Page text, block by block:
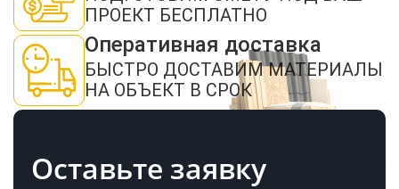
ПРОЕКТ БЕСПЛАТНО
Оперативная доставка
БЫСТРО ДОСТАВИМ МАТЕРИАЛЫ
НА ОБЪЕКТ В СРОК
Оставьте заявку
персональных данных", на условиях и для целей, определенных в
политикой
конфиденциальности
ОТПРАВИТЬ